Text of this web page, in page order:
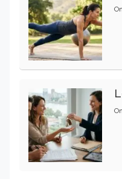
On
On